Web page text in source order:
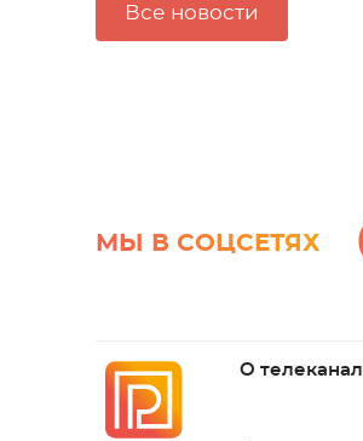
Все новости
МЫ В СОЦСЕТЯХ
О